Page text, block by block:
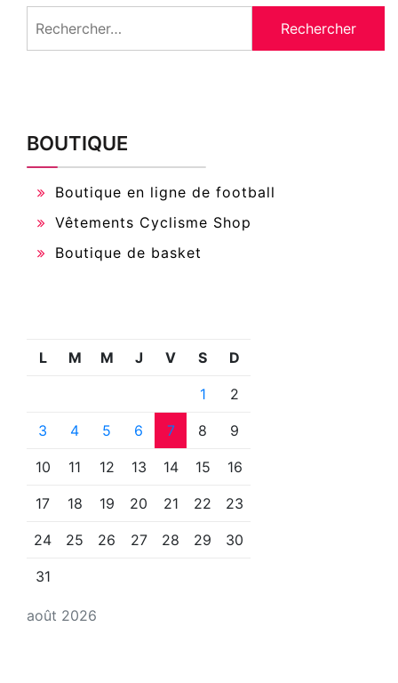
BOUTIQUE
Boutique en ligne de football
Vêtements Cyclisme Shop
Boutique de basket
août 2026
L M M J V S D
1 2
3 4 5 6 7 8 9
10 11 12 13 14 15 16
17 18 19 20 21 22 23
24 25 26 27 28 29 30
31